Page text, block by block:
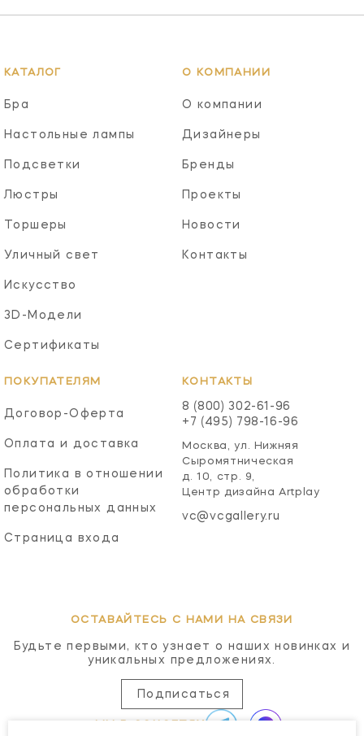
КАТАЛОГ
Бра
Настольные лампы
Подсветки
Люстры
Торшеры
Уличный свет
Искусство
3D-Модели
Сертификаты
О КОМПАНИИ
О компании
Дизайнеры
Бренды
Проекты
Новости
Контакты
ПОКУПАТЕЛЯМ
Договор-Оферта
Оплата и доставка
Политика в отношении
обработки
персональных данных
Страница входа
КОНТАКТЫ
8 (800) 302-61-96
+7 (495) 798-16-96
Москва, ул. Нижняя
Сыромятническая
д. 10, стр. 9,
Центр дизайна Artplay
vc@vcgallery.ru
ОСТАВАЙТЕСЬ С НАМИ НА СВЯЗИ
Будьте первыми, кто узнает о наших новинках и
уникальных предложениях.
Подписаться